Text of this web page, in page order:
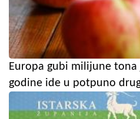
Europa gubi milijune tona
godine ide u potpuno